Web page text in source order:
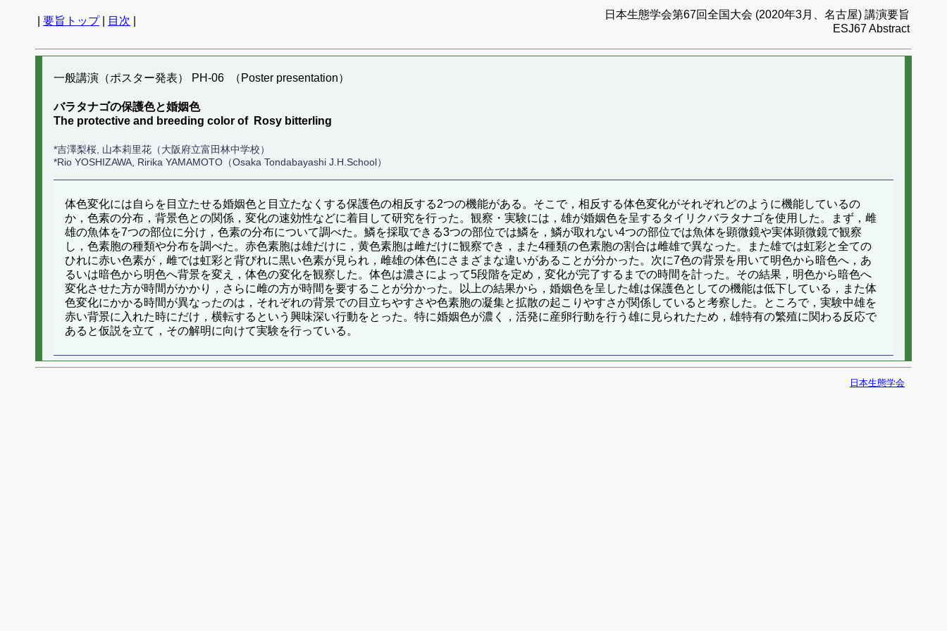
要旨トップ| 目次
日本生態学会第67回全国大会 (2020年3月、名古屋) 講演要旨
ESJ67 Abstract
一般講演（ポスター発表） PH-06 （Poster presentation）
バラタナゴの保護色と婚姻色
The protective and breeding color of Rosy bitterling
*吉澤梨桜, 山本莉里花（大阪府立富田林中学校）
*Rio YOSHIZAWA, Ririka YAMAMOTO（Osaka Tondabayashi J.H.School）
体色変化には自らを目立たせる婚姻色と目立たなくする保護色の相反する2つの機能がある。そこで，相反する体色変化がそれぞれどのように機能しているの
か，色素の分布，背景色との関係，変化の速効性などに着目して研究を行った。観察・実験には，雄が婚姻色を呈するタイリクバラタナゴを使用した。まず，雌
雄の魚体を7つの部位に分け，色素の分布について調べた。鱗を採取できる3つの部位では鱗を，鱗が取れない4つの部位では魚体を顕微鏡や実体顕微鏡で観察
し，色素胞の種類や分布を調べた。赤色素胞は雄だけに，黄色素胞は雌だけに観察でき，また4種類の色素胞の割合は雌雄で異なった。また雄では虹彩と全ての
ひれに赤い色素が，雌では虹彩と背びれに黒い色素が見られ，雌雄の体色にさまざまな違いがあることが分かった。次に7色の背景を用いて明色から暗色へ，あ
るいは暗色から明色へ背景を変え，体色の変化を観察した。体色は濃さによって5段階を定め，変化が完了するまでの時間を計った。その結果，明色から暗色へ
変化させた方が時間がかかり，さらに雌の方が時間を要することが分かった。以上の結果から，婚姻色を呈した雄は保護色としての機能は低下している，また体
色変化にかかる時間が異なったのは，それぞれの背景での目立ちやすさや色素胞の凝集と拡散の起こりやすさが関係していると考察した。ところで，実験中雄を
赤い背景に入れた時にだけ，横転するという興味深い行動をとった。特に婚姻色が濃く，活発に産卵行動を行う雄に見られたため，雄特有の繁殖に関わる反応で
あると仮説を立て，その解明に向けて実験を行っている。
日本生態学会